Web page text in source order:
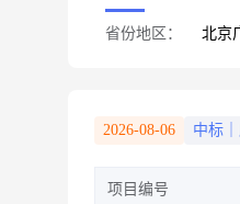
省份地区： 北京
2026-08-06 中标
项目编号